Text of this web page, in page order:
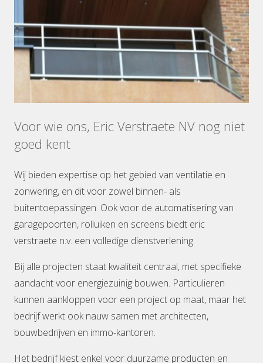
Voor wie ons, Eric Verstraete NV nog niet
goed kent
Wij bieden expertise op het gebied van ventilatie en
zonwering, en dit voor zowel binnen- als
buitentoepassingen. Ook voor de automatisering van
garagepoorten, rolluiken en screens biedt eric
verstraete n.v. een volledige dienstverlening.
Bij alle projecten staat kwaliteit centraal, met specifieke
aandacht voor energiezuinig bouwen. Particulieren
kunnen aankloppen voor een project op maat, maar het
bedrijf werkt ook nauw samen met architecten,
bouwbedrijven en immo-kantoren.
Het bedrijf kiest enkel voor duurzame producten en